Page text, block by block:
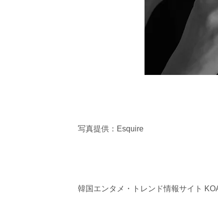
写真提供：Esquire
韓国エンタメ・トレンド情報サイト